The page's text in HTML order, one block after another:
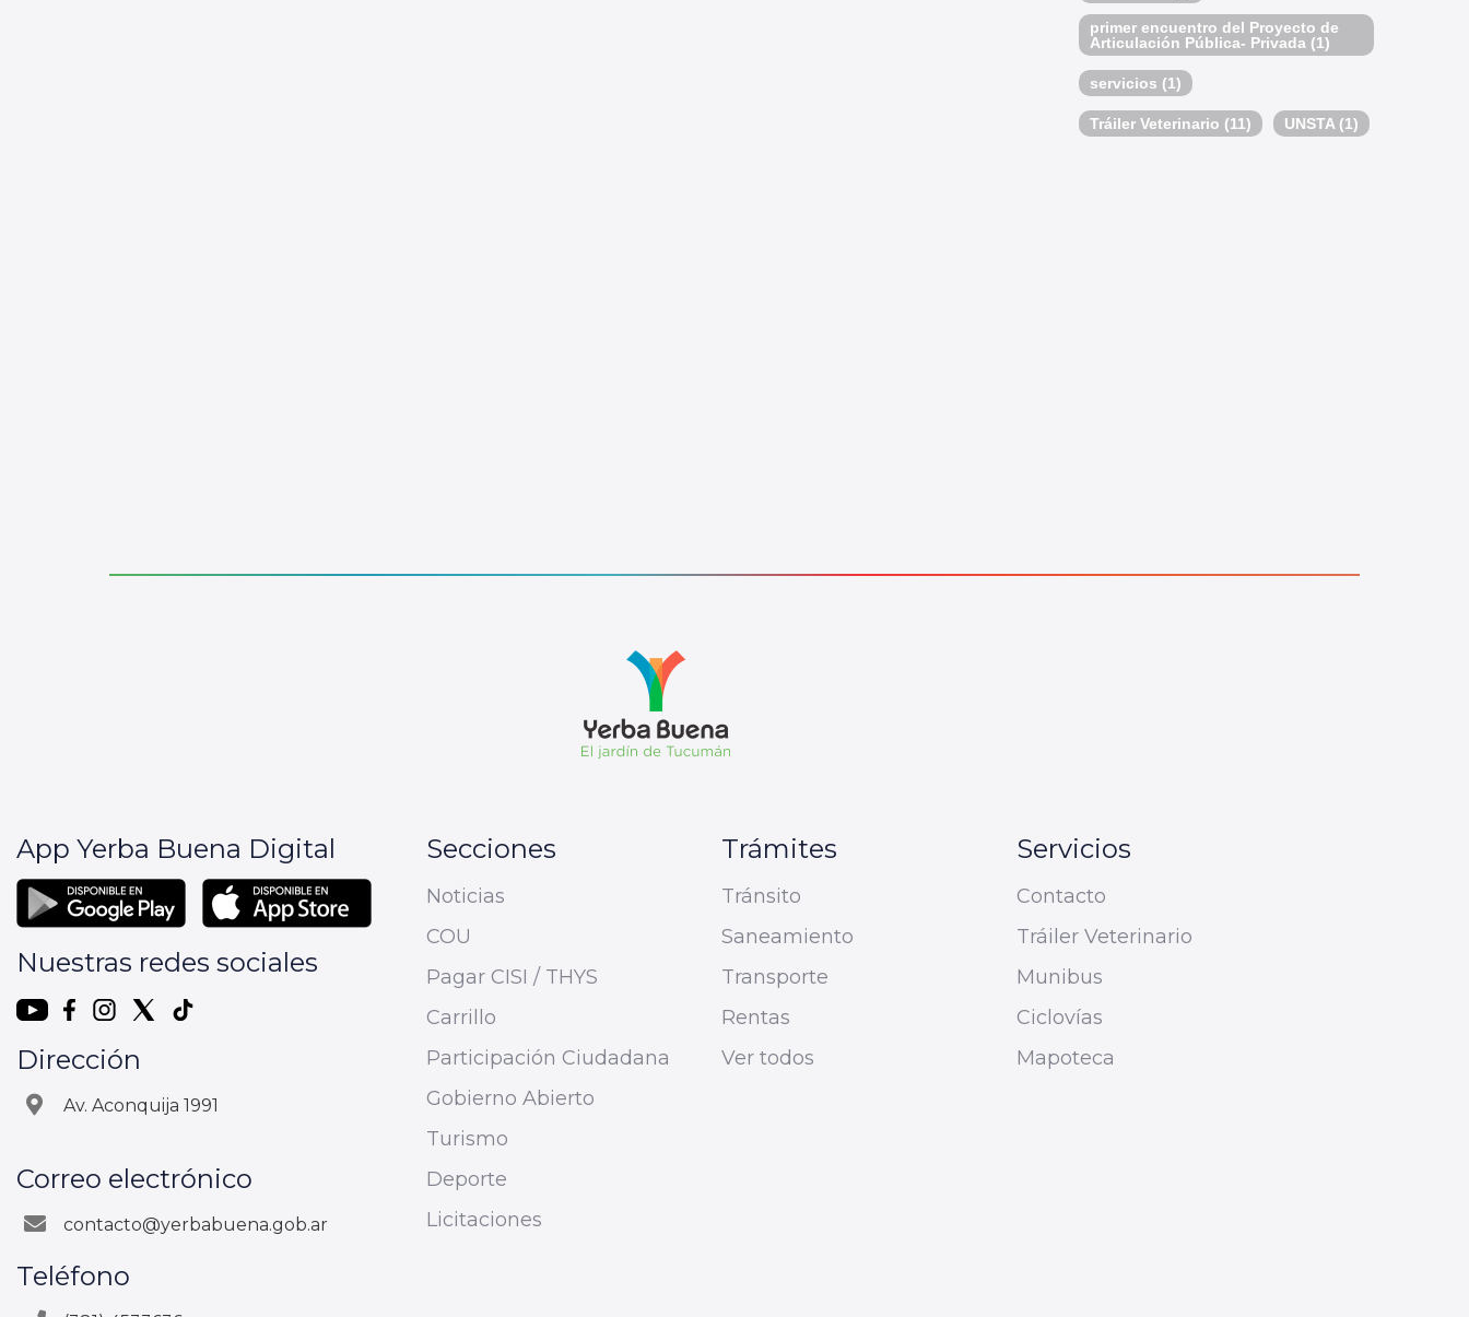
primer encuentro del Proyecto de
Articulación Pública- Privada (1)
servicios (1)
Tráiler Veterinario (11) UNSTA (1)
App Yerba Buena Digital
Nuestras redes sociales
Dirección
Av. Aconquija 1991
Correo electrónico
contacto@yerbabuena.gob.ar
Teléfono
Secciones
Noticias
COU
Pagar CISI / THYS
Carrillo
Participación Ciudadana
Gobierno Abierto
Turismo
Deporte
Licitaciones
Trámites
Tránsito
Saneamiento
Transporte
Rentas
Ver todos
Servicios
Contacto
Tráiler Veterinario
Munibus
Ciclovías
Mapoteca